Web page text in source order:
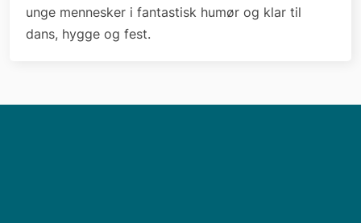
unge mennesker i fantastisk humør og klar til
dans, hygge og fest.